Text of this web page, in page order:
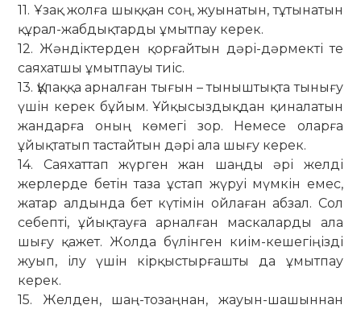
11. Ұзақ жолға шыққан соң, жуынатын, тұтынатын
құрал-жабдықтарды ұмытпау керек.
12. Жәндіктерден қорғайтын дәрі-дәрмекті те
саяхатшы ұмытпауы тиіс.
13. Құлаққа арналған тығын – тыныштықта тынығу
үшін керек бұйым. Ұйқысыздықдан қиналатын
жандарға оның көмегі зор. Немесе оларға
ұйықтатып тастайтын дәрі ала шығу керек.
14. Саяхаттап жүрген жан шаңды әрі желді
жерлерде бетін таза ұстап жүруі мүмкін емес,
жатар алдында бет күтімін ойлаған абзал. Сол
себепті, ұйықтауға арналған маскаларды ала
шығу қажет. Жолда бүлінген киім-кешегіңізді
жуып, ілу үшін кірқыстырғашты да ұмытпау
керек.
15. Желден, шаң-тозаңнан, жауын-шашыннан